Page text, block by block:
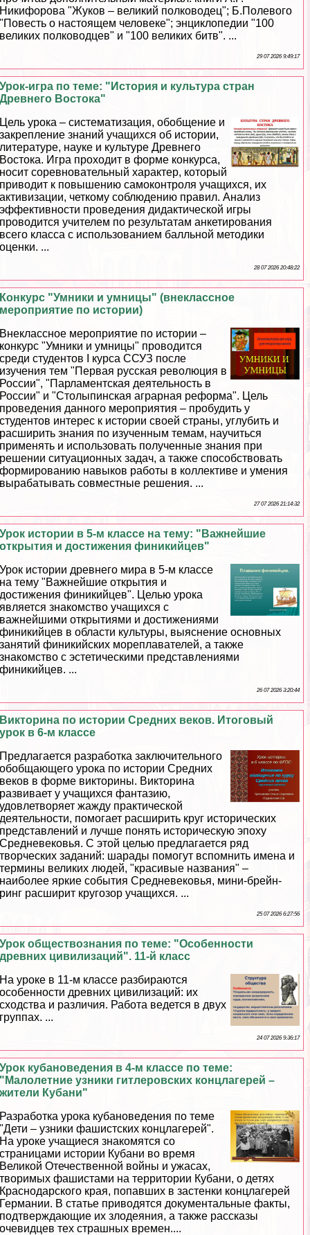
Никифорова "Жуков – великий полководец"; Б.Полевого
"Повесть о настоящем человеке"; энциклопедии "100
великих полководцев" и "100 великих битв". ...
29 07 2026 9:49:17
Урок-игра по теме: "История и культура стран
Древнего Востока"
Цель урока – систематизация, обобщение и
закрепление знаний учащихся об истории,
литературе, науке и культуре Древнего
Востока. Игра проходит в форме конкурса,
носит соревновательный хаpaктер, который
приводит к повышению самоконтроля учащихся, их
активизации, четкому соблюдению правил. Анализ
эффективности проведения дидактической игры
проводится учителем по результатам анкетирования
всего класса с использованием балльной методики
оценки. ...
28 07 2026 20:48:22
Конкурс "Умники и умницы" (внеклассное
мероприятие по истории)
Внеклассное мероприятие по истории –
конкурс "Умники и умницы" проводится
среди студентов I курса ССУЗ после
изучения тем "Первая русская революция в
России", "Парламентская деятельность в
России" и "Столыпинская аграрная реформа". Цель
проведения данного мероприятия – пробудить у
студентов интерес к истории своей страны, углубить и
расширить знания по изученным темам, научиться
применять и использовать полученные знания при
решении ситуационных задач, а также способствовать
формированию навыков работы в коллективе и умения
выpaбатывать совместные решения. ...
27 07 2026 21:14:32
Урок истории в 5-м классе на тему: "Важнейшие
открытия и достижения финикийцев"
Урок истории древнего мира в 5-м классе
на тему "Важнейшие открытия и
достижения финикийцев". Целью урока
является знакомство учащихся с
важнейшими открытиями и достижениями
финикийцев в области культуры, выяснение основных
занятий финикийских мореплавателей, а также
знакомство с эстетическими представлениями
финикийцев. ...
26 07 2026 3:20:44
Викторина по истории Средних веков. Итоговый
урок в 6-м классе
Предлагается разработка заключительного
обобщающего урока по истории Средних
веков в форме викторины. Викторина
развивает у учащихся фантазию,
удовлетворяет жажду пpaктической
деятельности, помогает расширить круг исторических
представлений и лучше понять историческую эпоху
Средневековья. С этой целью предлагается ряд
творческих заданий: шарады помогут вспомнить имена и
термины великих людей, "красивые названия" –
наиболее яркие события Cредневековья, мини-брейн-
ринг расширит кругозор учащихся. ...
25 07 2026 6:27:56
Урок обществознания по теме: "Особенности
древних цивилизаций". 11-й класс
На уроке в 11-м классе разбираются
особенности древних цивилизаций: их
сходства и различия. Работа ведется в двух
группах. ...
24 07 2026 9:36:17
Урок кубановедения в 4-м классе по теме:
"Малолетние узники гитлеровских концлагерей –
жители Кубани"
Разработка урока кубановедения по теме
"Дети – узники фашистских концлагерей".
На уроке учащиеся знакомятся со
страницами истории Кубани во время
Великой Отечественной войны и ужасах,
творимых фашистами на территории Кубани, о детях
Краснодарского края, попавших в застенки концлагерей
Германии. В статье приводятся документальные факты,
подтверждающие их злодеяния, а также рассказы
очевидцев тех страшных времен....